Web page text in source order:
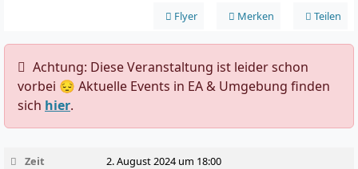
Flyer Merken Teilen
️ Achtung: Diese Veranstaltung ist leider schon
vorbei 😔 Aktuelle Events in EA & Umgebung finden
sich hier.
Zeit
2. August 2024 um 18:00